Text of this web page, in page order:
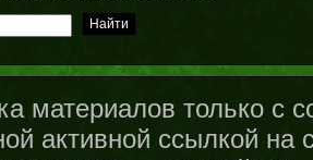
материалов только с
активной ссылкой на